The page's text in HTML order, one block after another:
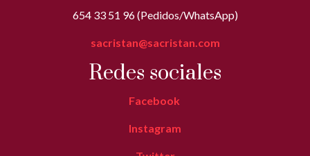
654 33 51 96 (Pedidos/WhatsApp)
sacristan@sacristan.com
Redes sociales
Facebook
Instagram